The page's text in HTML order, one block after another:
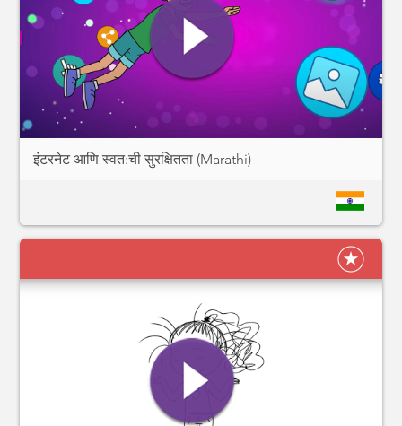
इंटरनेट आणि स्वत:ची सुरक्षितता (Marathi)